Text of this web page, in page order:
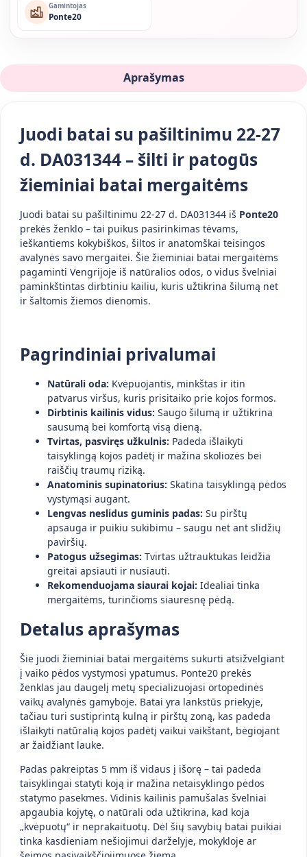
Gamintojas
Ponte20
Aprašymas
Juodi batai su pašiltinimu 22-27
d. DA031344 – šilti ir patogūs
žieminiai batai mergaitėms
Juodi batai su pašiltinimu 22-27 d. DA031344 iš Ponte20
prekės ženklo – tai puikus pasirinkimas tėvams,
ieškantiems kokybiškos, šiltos ir anatomškai teisingos
avalynės savo mergaitei. Šie žieminiai batai mergaitėms
pagaminti Vengrijoje iš natūralios odos, o vidus švelniai
paminkštintas dirbtiniu kailiu, kuris užtikrina šilumą net
ir šaltomis žiemos dienomis.
Pagrindiniai privalumai
Natūrali oda: Kvėpuojantis, minkštas ir itin
patvarus viršus, kuris prisitaiko prie kojos formos.
Dirbtinis kailinis vidus: Saugo šilumą ir užtikrina
sausumą bei komfortą visą dieną.
Tvirtas, pasviręs užkulnis: Padeda išlaikyti
taisyklingą kojos padėtį ir mažina skoliozės bei
raiščių traumų riziką.
Anatominis supinatorius: Skatina taisyklingą pėdos
vystymąsi augant.
Lengvas neslidus guminis padas: Su pirštų
apsauga ir puikiu sukibimu – saugu net ant slidžių
paviršių.
Patogus užsegimas: Tvirtas užtrauktukas leidžia
greitai apsiauti ir nusiauti.
Rekomenduojama siaurai kojai: Idealiai tinka
mergaitėms, turinčioms siauresnę pėdą.
Detalus aprašymas
Šie juodi žieminiai batai mergaitėms sukurti atsižvelgiant
į vaiko pėdos vystymosi ypatumus. Ponte20 prekės
ženklas jau daugelį metų specializuojasi ortopedinės
vaikų avalynės gamyboje. Batai yra lankstūs priekyje,
tačiau turi sustiprintą kulną ir pirštų zoną, kas padeda
išlaikyti natūralią kojos padėtį vaikui vaikštant, bėgiojant
ar žaidžiant lauke.
Padas pakreiptas 5 mm iš vidaus į išorę – tai padeda
taisyklingai statyti koją ir mažina netaisyklingo pėdos
statymo pasekmes. Vidinis kailinis pamušalas švelniai
apgaubia kojytę, o natūrali oda užtikrina, kad koja
„kvėpuotų“ ir neprakaituotų. Dėl šių savybių batai puikiai
tinka kasdieniam nešiojimui darželyje, mokykloje ar